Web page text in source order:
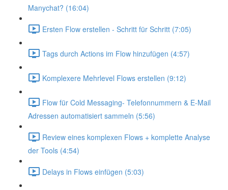
Manychat? (16:04)
Ersten Flow erstellen - Schritt für Schritt (7:05)
Tags durch Actions im Flow hinzufügen (4:57)
Komplexere Mehrlevel Flows erstellen (9:12)
Flow für Cold Messaging- Telefonnummern & E-Mail
Adressen automatisiert sammeln (5:56)
Review eines komplexen Flows + komplette Analyse
der Tools (4:54)
Delays in Flows einfügen (5:03)